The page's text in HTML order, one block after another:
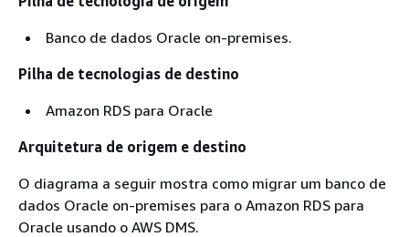
Banco de dados Oracle on-premises.
Pilha de tecnologias de destino
Amazon RDS para Oracle
Arquitetura de origem e destino
O diagrama a seguir mostra como migrar um banco de
dados Oracle on-premises para o Amazon RDS para
Oracle usando o AWS DMS.